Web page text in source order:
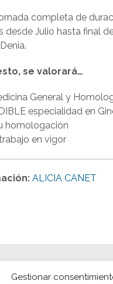
Gestionar
completa de
desde Julio hasta final
se valorará…
General y
especialidad en
homologación
en vigor
ALICIA CANET